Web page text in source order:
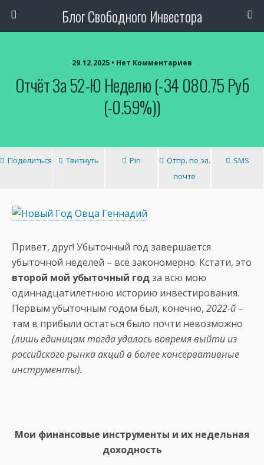
Блог Свободного Инвестора
29.12.2025 • Нет Комментариев
Отчёт За 52-Ю Неделю (-34 080.75 Руб
(-0.59%))
Поделиться Твитнуть Pin
Отпр. по эл.
почте
SMS
Привет, друг! Убыточный год завершается
убыточной неделей – всё закономерно. Кстати, это
второй мой убыточный годза всю мою
одиннадцатилетнюю историю инвестирования.
Первым убыточным годом был, конечно, 2022-й –
там в прибыли остаться было почти невозможно
(лишь единицам тогда удалось вовремя выйти из
российского рынка акций в более консервативные
инструменты).
Мои финансовые инструменты и их недельная
доходность